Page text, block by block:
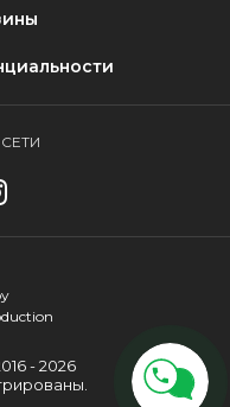
- 2026